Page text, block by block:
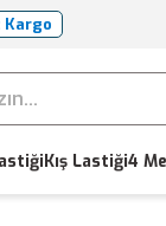
Kış Lastiği4